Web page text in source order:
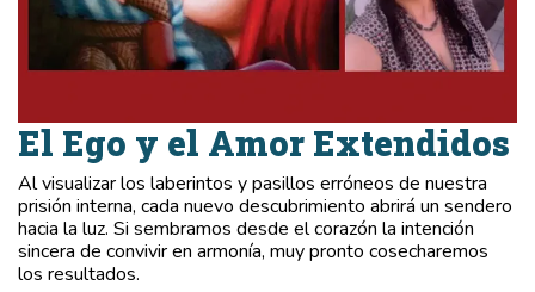
El Ego y el Amor Extendidos
Al visualizar los laberintos y pasillos erróneos de nuestra
prisión interna, cada nuevo descubrimiento abrirá un sendero
hacia la luz. Si sembramos desde el corazón la intención
sincera de convivir en armonía, muy pronto cosecharemos
los resultados.